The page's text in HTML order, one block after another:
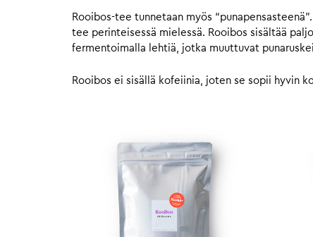
Rooibos-tee tunnetaan myös
tee perinteisessä mielessä. Rooibos sisältää
fermentoimalla lehtiä, jotka muuttuvat
Rooibos ei sisällä kofeiinia, joten se sopii hyvin